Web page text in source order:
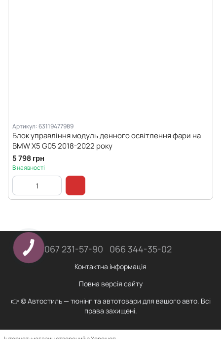
Артикул: 63119477989
Блок управління модуль денного освітлення фари на
BMW X5 G05 2018-2022 року
5 798 грн
В наявності
067 231-57-90 066 344-35-02
Контактна інформація
Повна версія сайту
👉 © Автостиль — тюнінг та автотовари для вашого авто. Всі
права захищені.